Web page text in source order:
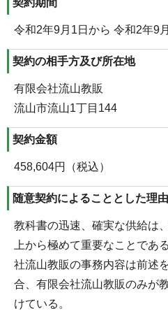
契約期間
令和2年9月1日から 令和2年9
契約の相手方及び所在地
有限会社流山教販
流山市流山1丁目144
契約金額
458,604円（税込）
随意契約によることとした理由
教科書の迅速、確実な供給は
上から極めて重要なことであ
社流山教販の事務内容は前述
合、有限会社流山教販のみが
けている。